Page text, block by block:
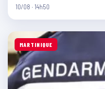
10/08 · 14h50
MARTINIQUE